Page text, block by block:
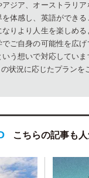
ジア、オーストラリ
体感し、英語ができ
りより人生を楽しめ
ご自身の可能性を広
う想いで対応してい
状況に応じたプランを
こちらの記事も